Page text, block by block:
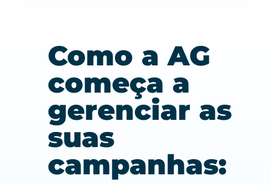
Como a AG
começa a
gerenciar as
suas
campanhas: